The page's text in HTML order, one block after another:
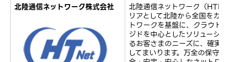
北陸通信ネットワーク株式会社
北陸通信ネットワーク（
リアとして北陸から全国をカ
トワークを基盤に、クラウド
ジドを中心としたソリューシ
るお客さまのニーズに、確実
してまいります。万全の保守